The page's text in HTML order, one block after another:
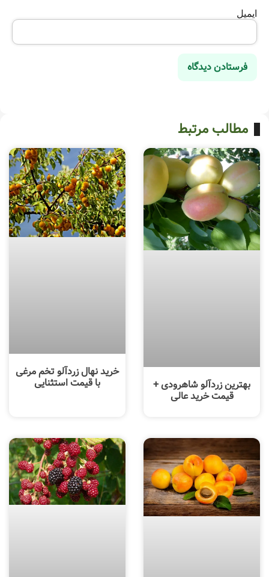
ایمیل
مطالب مرتبط
بهترین زردآلو شاهرودی +
قیمت خرید عالی
خرید نهال زردآلو تخم مرغی
با قیمت استثنایی